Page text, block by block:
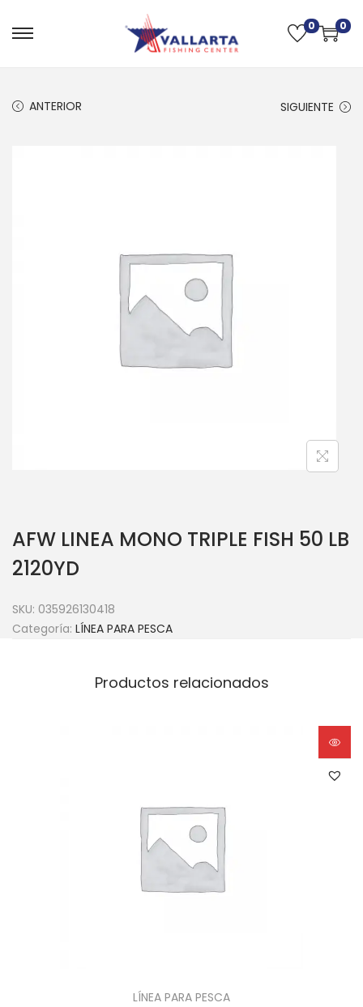
0 0
ANTERIOR SIGUIENTE
AFW LINEA MONO TRIPLE FISH 50 LB
2120YD
SKU: 035926130418
Categoría: LÍNEA PARA PESCA
Productos relacionados
LÍNEA PARA PESCA